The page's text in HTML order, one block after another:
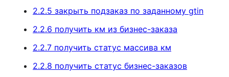
2.2.5 закрыть подзаказ по заданному gtin
2.2.6 получить км из бизнес-заказа
2.2.7 получить статус массива км
2.2.8 получить статус бизнес-заказов